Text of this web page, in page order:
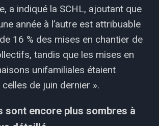
a indiqué la SCHL, ajoutant que
année à l’autre est attribuable
16 % des mises en chantier de
tandis que les mises en
unifamiliales étaient
de juin dernier ».
sont encore plus sombres à